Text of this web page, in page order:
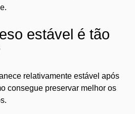
estável é tão
relativamente estável após
consegue preservar melhor os